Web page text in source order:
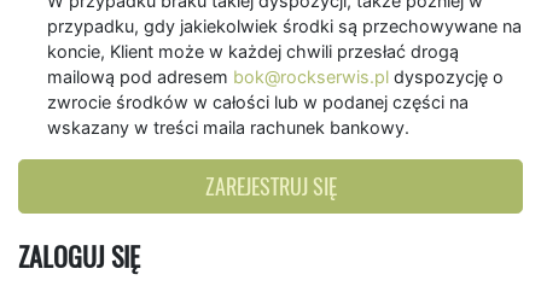
przypadku, gdy jakiekolwiek środki są przechowywane na
koncie, Klient może w każdej chwili przesłać drogą
mailową pod adresem bok@rockserwis.pl dyspozycję o
zwrocie środków w całości lub w podanej części na
wskazany w treści maila rachunek bankowy.
ZAREJESTRUJ SIĘ
ZALOGUJ SIĘ